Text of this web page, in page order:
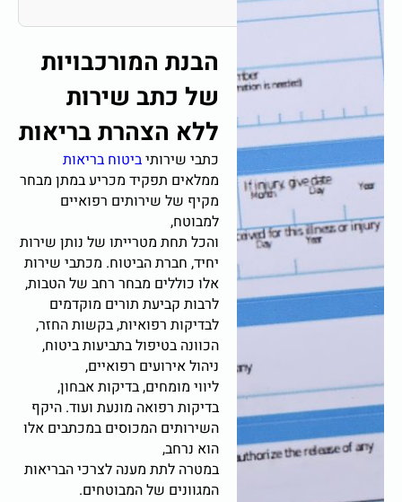
הבנת המורכבויות
של כתב שירות
ללא הצהרת בריאות
כתבי שירותיביטוח בריאות
ממלאים תפקיד מכריע במתן מבחר
מקיף של שירותים רפואיים
למבוטח,
והכל תחת מטרייתו של נותן שירות
יחיד, חברת הביטוח. מכתבי שירות
אלו כוללים מבחר רחב של הטבות,
לרבות קביעת תורים מוקדמים
לבדיקות רפואיות, בקשות החזר,
הכוונה בטיפול בתביעות ביטוח,
ניהול אירועים רפואיים,
ליווי מומחים, בדיקות אבחון,
בדיקות רפואה מונעת ועוד. היקף
השירותים המכוסים במכתבים אלו
הוא נרחב,
במטרה לתת מענה לצרכי הבריאות
המגוונים של המבוטחים.